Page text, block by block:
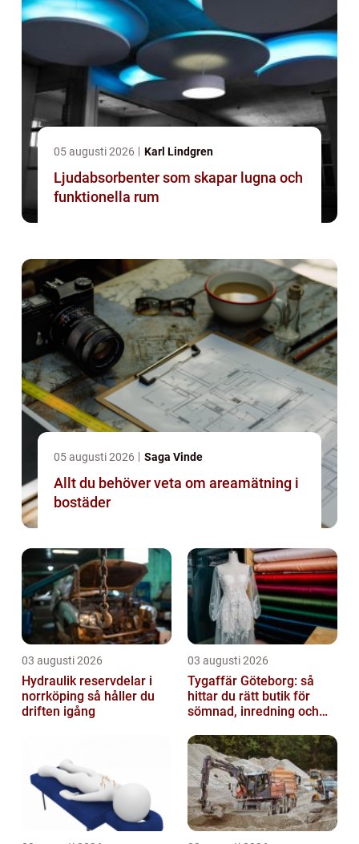
05 augusti 2026 Karl Lindgren
Ljudabsorbenter som skapar lugna och
funktionella rum
05 augusti 2026 Saga Vinde
Allt du behöver veta om areamätning i
bostäder
03 augusti 2026
Hydraulik reservdelar i
norrköping så håller du
driften igång
03 augusti 2026
Tygaffär Göteborg: så
hittar du rätt butik för
sömnad, inredning och